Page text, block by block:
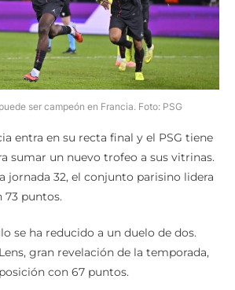
ser campeón en Francia. Foto: PSG
entra en su recta final y el PSG tiene
sumar un nuevo trofeo a sus vitrinas.
jornada 32, el conjunto parisino lidera
73 puntos.
se ha reducido a un duelo de dos.
gran revelación de la temporada,
con 67 puntos.